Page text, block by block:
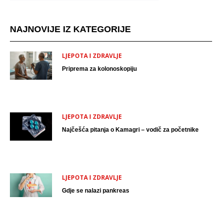
NAJNOVIJE IZ KATEGORIJE
LJEPOTA I ZDRAVLJE
Priprema za kolonoskopiju
LJEPOTA I ZDRAVLJE
Najčešća pitanja o Kamagri – vodič za početnike
LJEPOTA I ZDRAVLJE
Gdje se nalazi pankreas